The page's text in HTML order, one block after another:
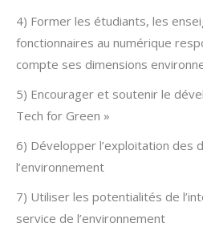
4) Former les étudiants, les
fonctionnaires au numérique
compte ses dimensions
5) Encourager et soutenir le
Tech for Green »
6) Développer l’exploitation des
l’environnement
7) Utiliser les potentialités de
service de l’environnement